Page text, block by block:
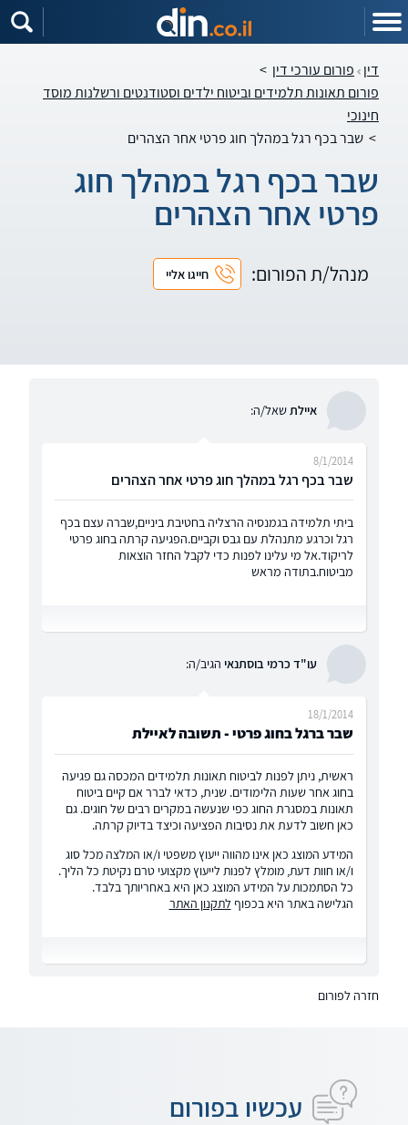
דין פורום עורכי דין >
פורום תאונות תלמידים וביטוח ילדים וסטודנטים ורשלנות מוסד
חינוכי
> שבר בכף רגל במהלך חוג פרטי אחר הצהרים
שבר בכף רגל במהלך חוג
פרטי אחר הצהרים
מנהל/ת הפורום: חייגו אליי
איילתשאל/ה:
שבר בכף רגל במהלך חוג פרטי אחר הצהרים
8/1/2014
ביתי תלמידה בגמנסיה הרצליה בחטיבת ביניים,שברה עצם בכף
רגל וכרגע מתנהלת עם גבס וקביים.הפגיעה קרתה בחוג פרטי
לריקוד.אל מי עלינו לפנות כדי לקבל החזר הוצאות
מביטוח.בתודה מראש
עו"ד כרמי בוסתנאי הגיב/ה:
שבר ברגל בחוג פרטי - תשובה לאיילת
18/1/2014
ראשית, ניתן לפנות לביטוח תאונות תלמידים המכסה גם פגיעה
בחוג אחר שעות הלימודים. שנית, כדאי לברר אם קיים ביטוח
תאונות במסגרת החוג כפי שנעשה במקרים רבים של חוגים. גם
כאן חשוב לדעת את נסיבות הפציעה וכיצד בדיוק קרתה.
המידע המוצג כאן אינו מהווה ייעוץ משפטי ו/או המלצה מכל סוג
ו/או חוות דעת, מומלץ לפנות לייעוץ מקצועי טרם נקיטת כל הליך.
כל הסתמכות על המידע המוצג כאן היא באחריותך בלבד.
הגלישה באתר היא בכפוף לתקנון האתר
חזרה לפורום
עכשיו בפורום